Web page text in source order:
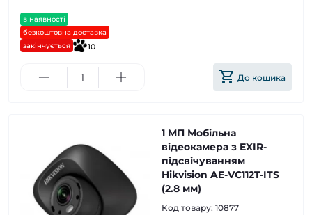
в наявності
безкоштовна доставка
закінчується
10
До кошика
1 МП Мобільна
відеокамера з EXIR-
підсвічуванням
Hikvision AE-VC112T-ITS
(2.8 мм)
Код товару: 10877